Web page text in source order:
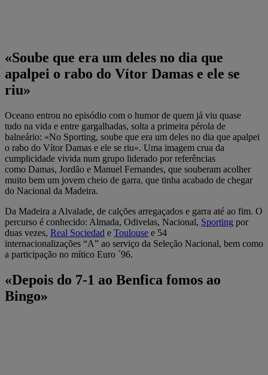
«Soube que era um deles no dia que
apalpei o rabo do Vítor Damas e ele se
riu»
Oceano entrou no episódio com o humor de quem já viu quase
tudo na vida e entre gargalhadas, solta a primeira pérola de
balneário: «No Sporting, soube que era um deles no dia que apalpei
o rabo do Vítor Damas e ele se riu». Uma imagem crua da
cumplicidade vivida num grupo liderado por referências
como Damas, Jordão e Manuel Fernandes, que souberam acolher
muito bem um jovem cheio de garra, que tinha acabado de chegar
do Nacional da Madeira.
Da Madeira a Alvalade, de calções arregaçados e garra até ao fim. O
percurso é conhecido: Almada, Odivelas, Nacional, Sporting por
duas vezes, Real Sociedad e Toulouse e 54
internacionalizações “A” ao serviço da Seleção Nacional, bem como
a participação no mítico Euro ´96.
«Depois do 7-1 ao Benfica fomos ao
Bingo»